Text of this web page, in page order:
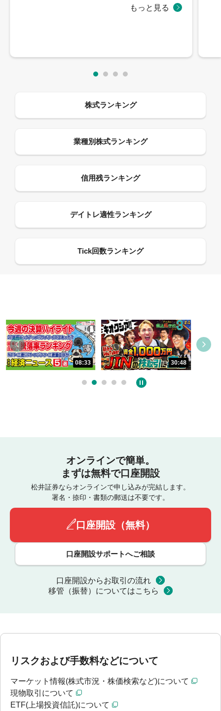
30:48
オンラインで簡単。
まずは無料で口座開設
松井証券ならオンラインで申し込みが完結します。
署名・捺印・書類の郵送は不要です。
口座開設（無料）
口座開設サポートへご相談
口座開設からお取引の流れ
移管（振替）についてはこちら
リスクおよび手数料などについて
マーケット情報(株式市況・株価検索など)について
現物取引について
ETF(上場投資信託)について